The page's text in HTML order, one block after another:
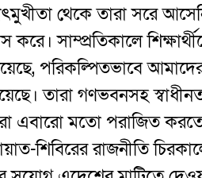
থেকে তারা সরে
করে। সাম্প্রতিকালে
পরিকল্পিতভাবে
তারা গণভবনসহ
এবারো মতো পরাজিত করতে
শিবিরের রাজনীতি